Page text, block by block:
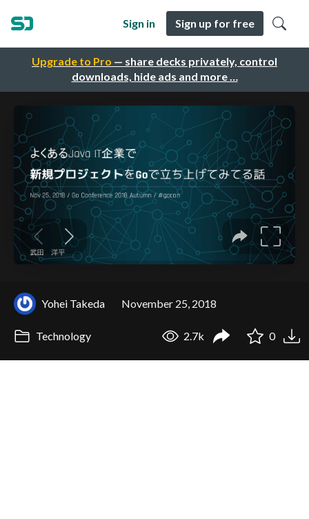
Upgrade to Pro — share decks privately, control
downloads, hide ads and more …
Sign in Sign up for free
Yohei Takeda November 25, 2018
Technology 2.7k 0